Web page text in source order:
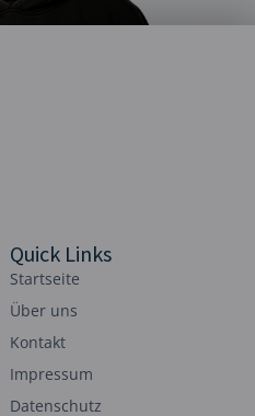
Quick Links
Startseite
Über uns
Kontakt
Impressum
Datenschutz